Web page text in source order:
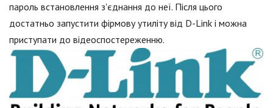
пароль встановлення з'єднання до неї. Після цього
достатньо запустити фірмову утиліту від D-Link і можна
приступати до відеоспостереженню.